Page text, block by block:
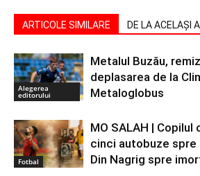
ARTICOLE SIMILARE DE LA ACELAȘI
Alegerea
editorului
Metalul Buzău,
deplasarea de la
Metaloglobus
Fotbal
MO SALAH | Copilul
cinci autobuze spre
Din Nagrig spre